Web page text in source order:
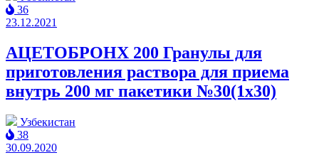
36
23.12.2021
АЦЕТОБРОНХ 200 Гранулы для
приготовления раствора для приема
внутрь 200 мг пакетики №30(1x30)
Узбекистан
38
30.09.2020